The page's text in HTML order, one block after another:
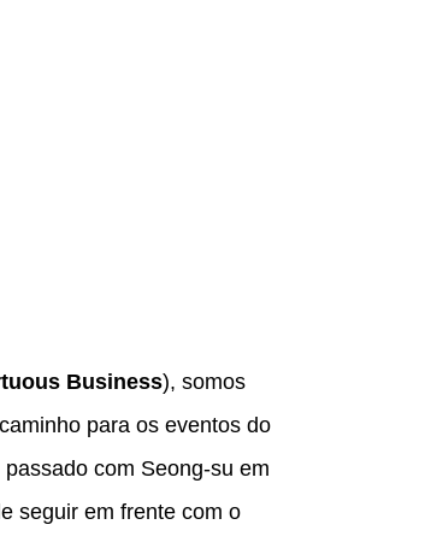
Business), somos
para os eventos do
com Seong-su em
seguir em frente com o